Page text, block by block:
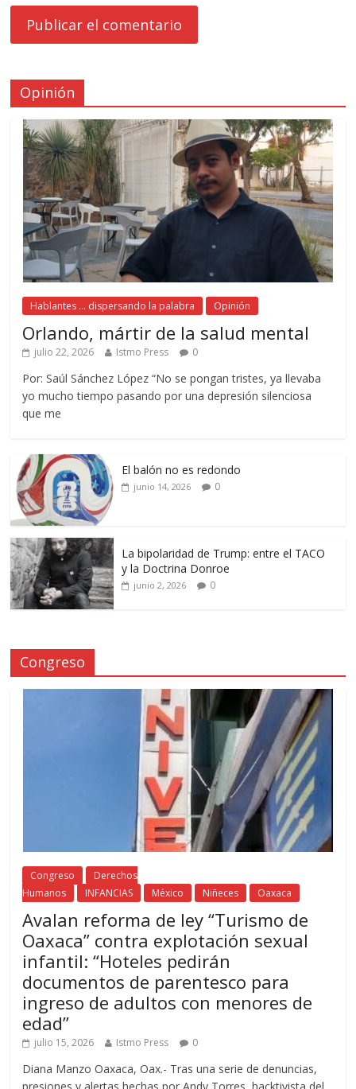
Opinión
Hablantes ... dispersando la palabra Opinión
Orlando, mártir de la salud mental
julio 22, 2026 Istmo Press 0
Por: Saúl Sánchez López “No se pongan tristes, ya llevaba
yo mucho tiempo pasando por una depresión silenciosa
que me
El balón no es redondo
junio 14, 2026 0
La bipolaridad de Trump: entre el TACO
y la Doctrina Donroe
junio 2, 2026 0
Congreso
Congreso
Derechos
Humanos
INFANCIAS México Niñeces Oaxaca
Avalan reforma de ley “Turismo de
Oaxaca” contra explotación sexual
infantil: “Hoteles pedirán
documentos de parentesco para
ingreso de adultos con menores de
edad”
julio 15, 2026 Istmo Press 0
Diana Manzo Oaxaca, Oax.- Tras una serie de denuncias,
presiones y alertas hechas por Andy Torres, hacktivista del